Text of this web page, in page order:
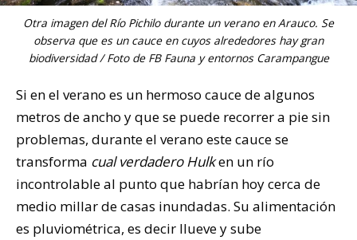
Otra imagen del Río Pichilo durante un verano en Arauco. Se
observa que es un cauce en cuyos alrededores hay gran
biodiversidad / Foto de FB Fauna y entornos Carampangue
Si en el verano es un hermoso cauce de algunos
metros de ancho y que se puede recorrer a pie sin
problemas, durante el verano este cauce se
transforma cual verdadero Hulken un río
incontrolable al punto que habrían hoy cerca de
medio millar de casas inundadas. Su alimentación
es pluviométrica, es decir llueve y sube